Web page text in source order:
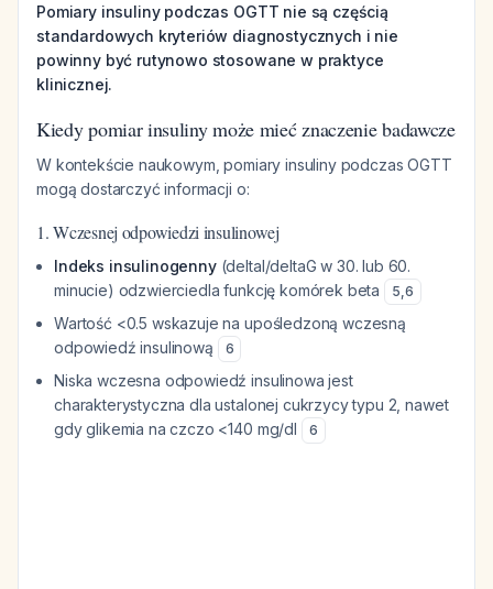
Pomiary insuliny podczas OGTT nie są częścią
standardowych kryteriów diagnostycznych i nie
powinny być rutynowo stosowane w praktyce
klinicznej.
Kiedy pomiar insuliny może mieć znaczenie badawcze
W kontekście naukowym, pomiary insuliny podczas OGTT
mogą dostarczyć informacji o:
1. Wczesnej odpowiedzi insulinowej
Indeks insulinogenny(deltaI/deltaG w 30. lub 60.
minucie) odzwierciedla funkcję komórek beta
5,6
Wartość <0.5 wskazuje na upośledzoną wczesną
odpowiedź insulinową
6
Niska wczesna odpowiedź insulinowa jest
charakterystyczna dla ustalonej cukrzycy typu 2, nawet
gdy glikemia na czczo <140 mg/dl
6